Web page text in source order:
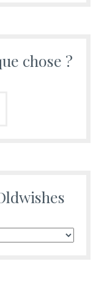
chose ?